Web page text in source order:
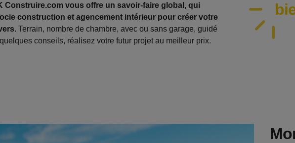
Construire.com vous offre un savoir-faire global, qui
construction et agencement intérieur pour créer votre
Terrain, nombre de chambre, avec ou sans garage, guidé
conseils, réalisez votre futur projet au meilleur prix.